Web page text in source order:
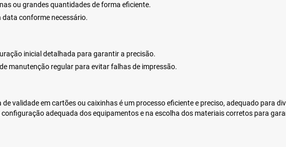
ou grandes quantidades de forma eficiente.
conforme necessário.
inicial detalhada para garantir a precisão.
manutenção regular para evitar falhas de impressão.
validade em cartões ou caixinhas é um processo eficiente e preciso, adequado para
adequada dos equipamentos e na escolha dos materiais corretos para